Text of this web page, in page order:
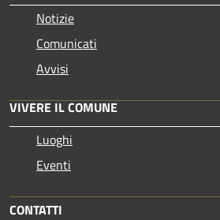
Notizie
Comunicati
Avvisi
VIVERE IL COMUNE
Luoghi
Eventi
CONTATTI